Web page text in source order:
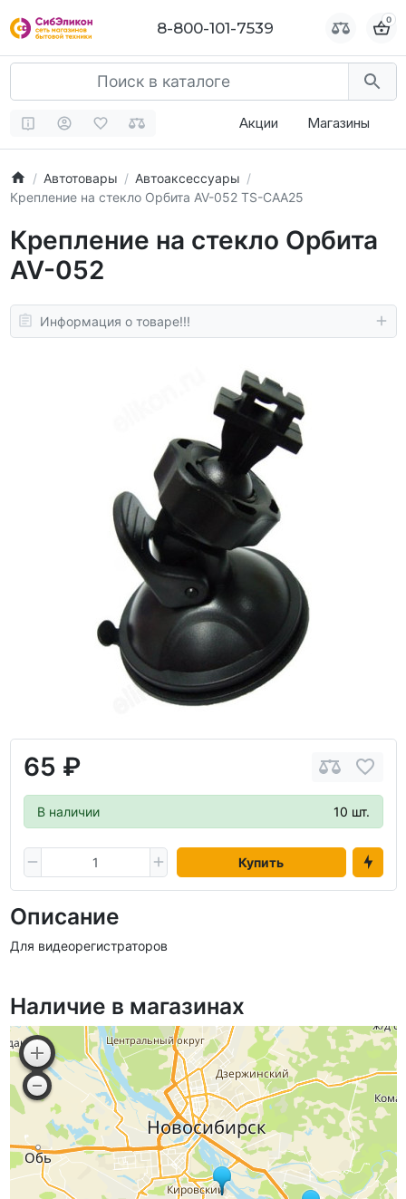
8-800-101-7539 0
Акции Магазины
Автотовары
Автоаксессуары
Крепление на стекло Орбита AV-052 TS-CAA25
Крепление на стекло Орбита
AV-052
Информация о товаре!!!
65 ₽
В наличии 10 шт.
Купить
Описание
Для видеорегистраторов
Наличие в магазинах
8-800-101-7539 0